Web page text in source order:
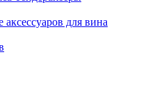
для вина